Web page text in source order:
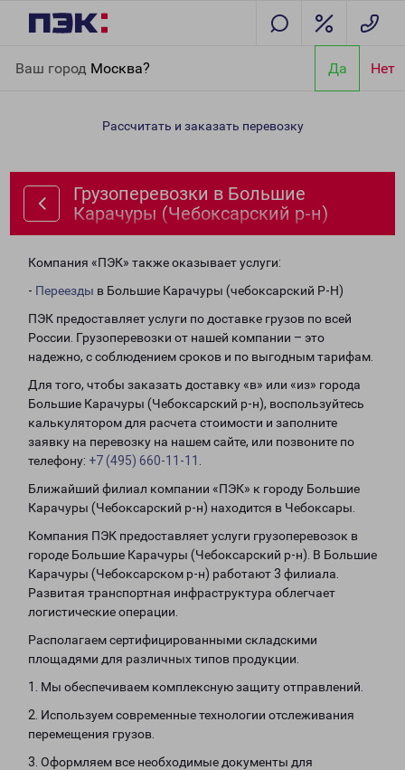
Ваш город Москва? Да Нет
(Чебоксарский р-н)
Рассчитать и заказать перевозку
Грузоперевозки в Большие
Карачуры (Чебоксарский р-н)
Компания «ПЭК» также оказывает услуги:
- Переезды в Большие Карачуры (чебоксарский Р-Н)
ПЭК предоставляет услуги по доставке грузов по всей
России. Грузоперевозки от нашей компании – это
надежно, с соблюдением сроков и по выгодным тарифам.
Для того, чтобы заказать доставку «в» или «из» города
Большие Карачуры (Чебоксарский р-н), воспользуйтесь
калькулятором для расчета стоимости и заполните
заявку на перевозку на нашем сайте, или позвоните по
телефону: +7 (495) 660-11-11
Ближайший филиал компании «ПЭК» к городу Большие
Карачуры (Чебоксарский р-н) находится в Чебоксары.
Компания ПЭК предоставляет услуги грузоперевозок в
городе Большие Карачуры (Чебоксарский р-н). В Большие
Карачуры (Чебоксарском р-н) работают 3 филиала.
Развитая транспортная инфраструктура облегчает
логистические операции.
Располагаем сертифицированными складскими
площадями для различных типов продукции.
1. Мы обеспечиваем комплексную защиту отправлений.
2. Используем современные технологии отслеживания
перемещения грузов.
3. Оформляем все необходимые документы для